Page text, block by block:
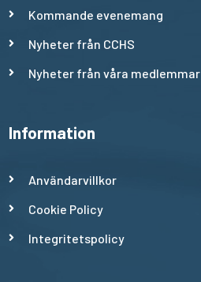
Kommande evenemang
Nyheter från CCHS
Nyheter från våra medlemmar
Information
Användarvillkor
Cookie Policy
Integritetspolicy